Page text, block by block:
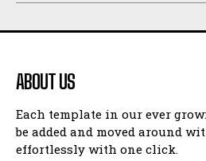
ABOUT US
Each template in our ever
be added and moved around
effortlessly with one click.